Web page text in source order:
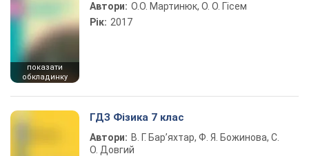
показати
обкладинку
Автори: О.О. Мартинюк, О. О. Гісем
Рік: 2017
ГДЗ Фізика 7 клас
Автори: В. Г. Бар’яхтар, Ф. Я. Божинова, С.
О. Довгий